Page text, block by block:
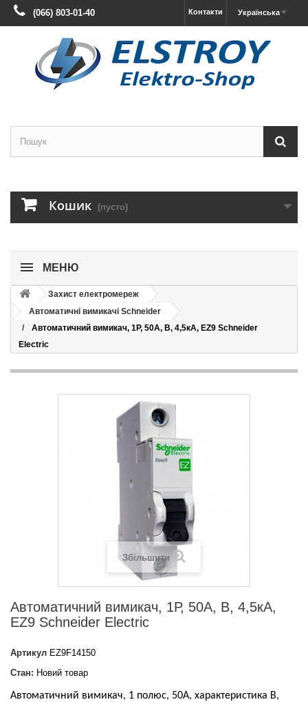
Українська
Контакти
(066) 803-01-40
Кошик (пусто)
МЕНЮ
Захист електромереж
Автоматичні вимикачі Schneider
Автоматичний вимикач, 1Р, 50А, В, 4,5кА, EZ9 Schneider
Electric
Збільшити
Автоматичний вимикач, 1Р, 50А, В, 4,5кА,
EZ9 Schneider Electric
Артикул EZ9F14150
Стан: Новий товар
Автоматичний вимикач, 1 полюс, 50А, характеристика В,